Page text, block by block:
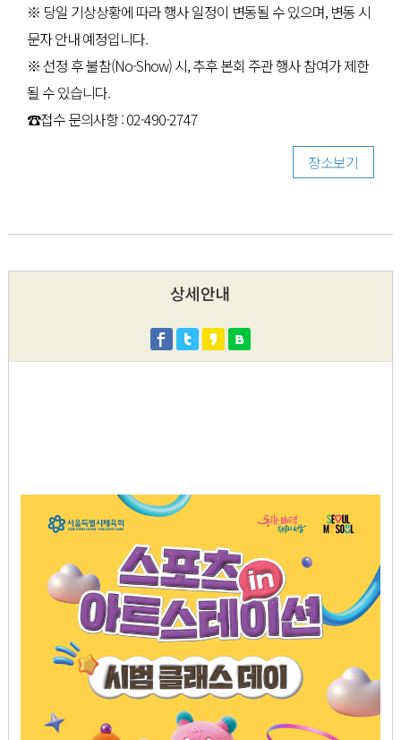
※ 당일 기상상황에 따라 행사 일정이 변동될 수 있으며, 변동 시
문자 안내 예정입니다.
※ 선정 후 불참(No-Show) 시, 추후 본회 주관 행사 참여가 제한
될 수 있습니다.
☎접수 문의사항 : 02-490-2747
장소보기
상세안내